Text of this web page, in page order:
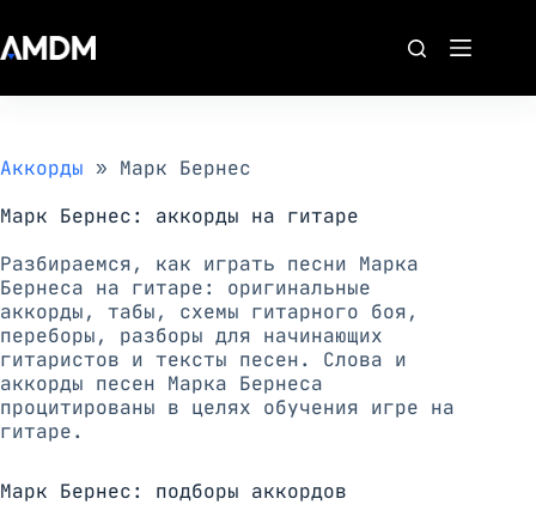
к
сути
Аккорды » Марк Бернес
Марк Бернес: аккорды на гитаре
Разбираемся, как играть песни Марка
Бернеса на гитаре: оригинальные
аккорды, табы, схемы гитарного боя,
переборы, разборы для начинающих
гитаристов и тексты песен. Слова и
аккорды песен Марка Бернеса
процитированы в целях обучения игре на
гитаре.
Марк Бернес: подборы аккордов